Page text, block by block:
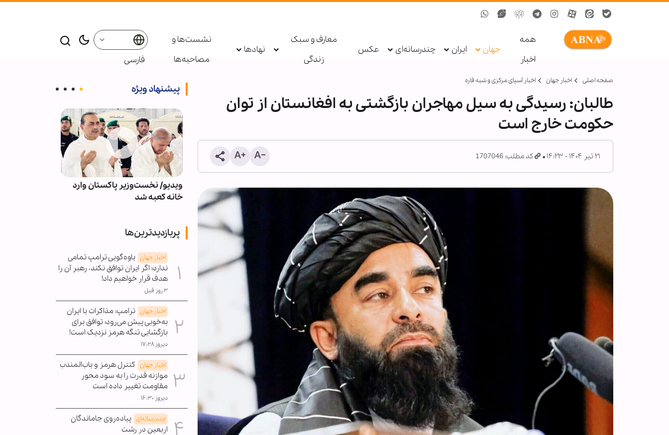
همه
اخبار
جهان ایران چندرسانه‌ای عکس
معارف و سبک
زندگی
نهادها
نشست‌ها و
مصاحبه‌ها
فارسی
صفحه اصلی اخبار جهان اخبار آسیای مرکزی و شبه قاره
طالبان: رسیدگی به سیل مهاجران بازگشتی به افغانستان از توان
حکومت خارج است
۲۱ تیر ۱۴۰۴ - ۱۴:۲۳ کد مطلب: 1707046
پیشنهاد ویژه
ایمان؛ زیربنای تمدن اسلامی از نگاه
ویدیو/ نخست‌وزیر پاکستان وارد
خانه کعبه شد
پربازدیدترین‌ها
اخبار جهان یاوه‌گویی ترامپ تمامی
ندارد؛ اگر ایران توافق نکند، رهبر آن را
هدف قرار خواهیم داد!
۳ روز قبل
اخبار جهان ترامپ: مذاکرات با ایران
به‌خوبی پیش می‌رود؛ توافق برای
بازگشایی تنگه هرمز نزدیک است!
دیروز ۱۷:۲۸
اخبار جهان کنترل هرمز و باب‌المندب
موازنه قدرت را به سود محور
مقاومت تغییر داده است
دیروز ۱۶:۳۰
چندرسانه‌ای پیاده‌روی جاماندگان
اربعین در رشت